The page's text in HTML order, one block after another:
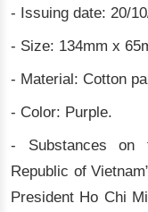
- Issuing date: 20/
- Size: 134mm x
- Material: Cotton
- Color: Purple.
- Substances on
Republic of
President Ho Chi